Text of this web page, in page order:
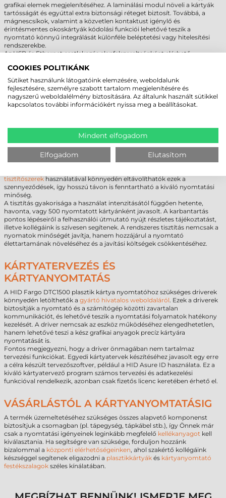
grafikai elemek megjelenítéséhez. A laminálási modul növeli a kártyák
tartósságát és egyúttal extra biztonsági réteget biztosít. Továbbá, a
mágnescsíkok, valamint a közvetlen kontaktust igénylő és
érintésmentes okoskártyák kódolási funkciói lehetővé teszik a
nyomtató könnyű integrálását különféle beléptetési vagy hitelesítési
rendszerekbe.
Az USB és Ethernet csatlakozás alapfelszereltségként elérhető,
Az opcionális Wi-Fi modul további rugalmasságot kínál, lehetővé téve a
nyomtatást távoli helyszínekről is, kábelek nélkül. Ez különösen előnyös
olyan munkahelyeken vagy szervezeteknél, ahol a mobilitás vagy a
nyomtató helyének szabad megválasztása fontos szempont.
A kártyanyomtatók rendszeres karbantartása és tisztítása alapvető
fontosságú a kiváló nyomtatási minőség és a készülék hosszú
élettartamának biztosításához. A nyomtatófejre vagy a kártyavezető
görgőkre lerakódó por és szennyeződések elmosódott, foltos
nyomatokat eredményezhetnek, valamint növelhetik a
tisztítószerek használatával könnyedén eltávolíthatók ezek a
szennyeződések, így hosszú távon is fenntartható a kiváló nyomtatási
minőség.
A tisztítás gyakorisága a használat intenzitásától függően hetente,
havonta, vagy 500 nyomtatott kártyánként javasolt. A karbantartás
pontos lépéseiről a felhasználói útmutató nyújt részletes tájékoztatást,
illetve kollégáink is szívesen segítenek. A rendszeres tisztítás nemcsak a
nyomatok minőségét javítja, hanem hozzájárul a nyomtató
élettartamának növeléséhez és a javítási költségek csökkentéséhez.
KÁRTYATERVEZÉS ÉS
KÁRTYANYOMTATÁS
A HID Fargo DTC1500 plasztik kártya nyomtatóhoz szükséges driverek
könnyedén letölthetők a gyártó hivatalos weboldaláról. Ezek a driverek
biztosítják a nyomtató és a számítógép közötti zavartalan
kommunikációt, és lehetővé teszik a nyomtatási folyamatok hatékony
kezelését. A driver nemcsak az eszköz működéséhez elengedhetetlen,
hanem lehetővé teszi a kész grafikai anyagok precíz kártyára
nyomtatását is.
Fontos megjegyezni, hogy a driver önmagában nem tartalmaz
tervezési funkciókat. Egyedi kártyatervek készítéséhez javasolt egy erre
a célra készült tervezőszoftver, például a HID Asure ID használata. Ez a
kiváló kártyatervező program számos tervezési és adatkezelési
funkcióval rendelkezik, azonban csak fizetős licenc keretében érhető el.
VÁSÁRLÁSTÓL A KÁRTYANYOMTATÁSIG
A termék üzemeltetéséhez szükséges összes alapvető komponenst
biztosítjuk a csomagban (pl. tápegység, tápkábel stb.), így Önnek már
csak a nyomtatási igényeinek leginkább megfelelő kellékanyagot kell
kiválasztania. Ha segítségre van szüksége, forduljon hozzánk
bizalommal a központi elérhetőségeinken, ahol szakértő kollégáink
készséggel segítenek eligazodni a plasztikkártyák és kártyanyomtató
festékszalagok széles kínálatában.
COOKIES POLITIKÁNK
Sütiket használunk látogatóink elemzésére, weboldalunk
fejlesztésére, személyre szabott tartalom megjelenítésére és
nagyszerű weboldalélmény biztosítására. Az általunk használt sütikkel
kapcsolatos további információkért nyissa meg a beállításokat.
Mindent elfogadom
Elfogadom Elutasítom